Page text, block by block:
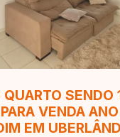
SENDO
VENDA
EM